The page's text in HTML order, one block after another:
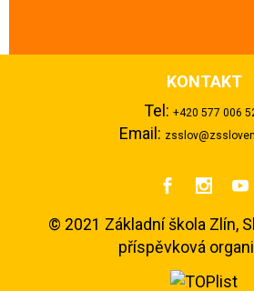
KONTAKT
Tel: +420 577 006
Email:
  
© 2021 Základní škola Zlín,
příspěvková